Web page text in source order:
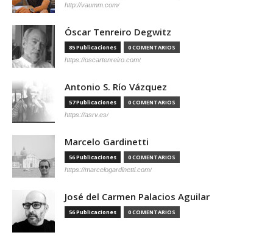
http://vaumm.com/
Óscar Tenreiro Degwitz
85 Publicaciones 0 COMENTARIOS
https://oscartenreiro.com/
Antonio S. Río Vázquez
57 Publicaciones 0 COMENTARIOS
https://asrv.es/
Marcelo Gardinetti
56 Publicaciones 0 COMENTARIOS
https://marcelogardinetti.com/
José del Carmen Palacios Aguilar
56 Publicaciones 0 COMENTARIOS